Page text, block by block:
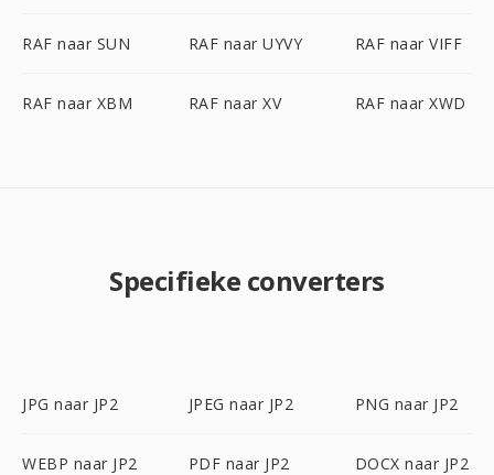
RAF naar SUN RAF naar UYVY RAF naar VIFF
RAF naar XBM RAF naar XV RAF naar XWD
Specifieke converters
JPG naar JP2 JPEG naar JP2 PNG naar JP2
WEBP naar JP2 PDF naar JP2 DOCX naar JP2